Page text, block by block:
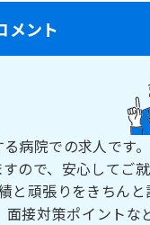
メント
病院での求人です。
ので、安心してご
と頑張りをきちんと
面接対策ポイント